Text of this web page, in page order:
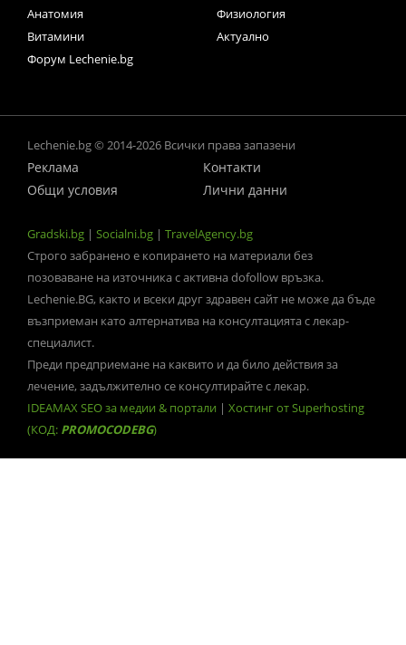
Анатомия
Физиология
Витамини
Актуално
Форум Lechenie.bg
Lechenie.bg © 2014-2026 Всички права запазени
Реклама
Контакти
Общи условия
Лични данни
Gradski.bg | Socialni.bg | TravelAgency.bg
Строго забранено е копирането на материали без
позоваване на източника с активна dofollow връзка.
Lechenie.BG, както и всеки друг здравен сайт не може да бъде
възприеман като алтернатива на консултацията с лекар-
специалист.
Преди предприемане на каквито и да било действия за
лечение, задължително се консултирайте с лекар.
IDEAMAX SEO за медии & портали | Хостинг от Superhosting
(КОД: PROMOCODEBG)